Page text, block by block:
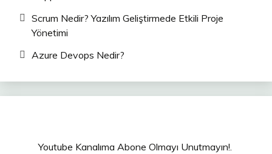
Scrum Nedir? Yazılım Geliştirmede Etkili Proje
Yönetimi
Azure Devops Nedir?
Youtube Kanalıma Abone Olmayı Unutmayın!.